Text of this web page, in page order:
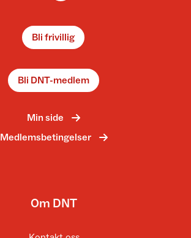
Bli frivillig
Bli DNT-medlem
Min side
Medlemsbetingelser
Om DNT